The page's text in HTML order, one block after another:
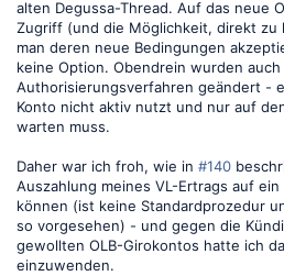
alten Degussa-Thread. Auf das neue
Zugriff (und die Möglichkeit, direkt zu
man deren neue Bedingungen
keine Option. Obendrein wurden
Authorisierungsverfahren geändert -
Konto nicht aktiv nutzt und nur auf
warten muss.
Daher war ich froh, wie in #140
Auszahlung meines VL-Ertrags auf
können (ist keine Standardprozedur
so vorgesehen) - und gegen die
gewollten OLB-Girokontos hatte ich
einzuwenden.